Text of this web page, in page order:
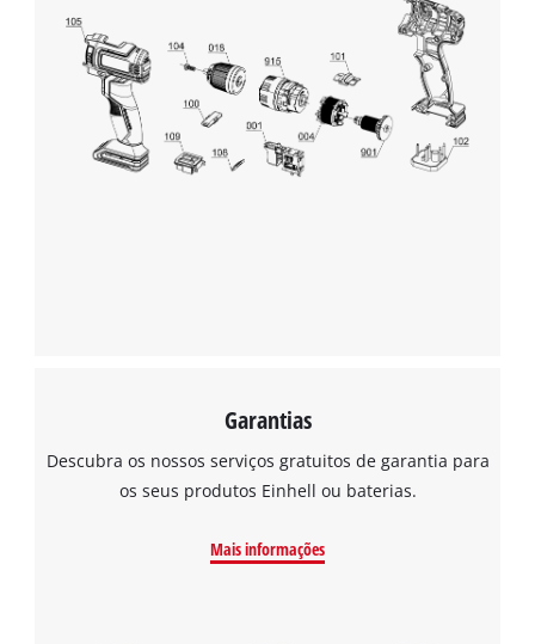
Garantias
Descubra os nossos serviços gratuitos de garantia para
os seus produtos Einhell ou baterias.
Mais informações